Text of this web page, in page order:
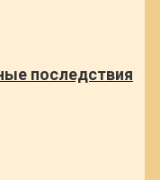
последствия